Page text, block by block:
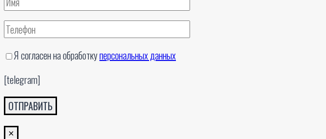
Я согласен на обработкуперсональных данных
[telegram]
×